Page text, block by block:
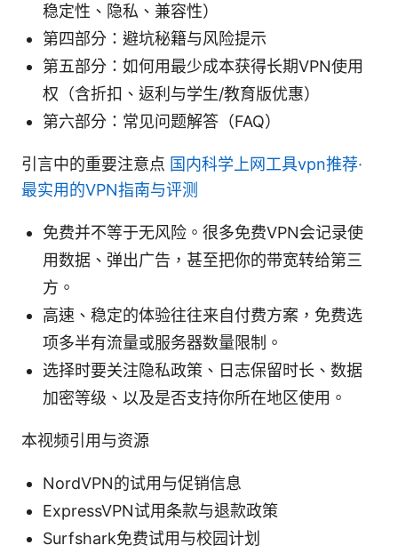
稳定性、隐私、兼容性）
第四部分：避坑秘籍与风险提示
第五部分：如何用最少成本获得长期VPN使用
权（含折扣、返利与学生/教育版优惠）
第六部分：常见问题解答（FAQ）
引言中的重要注意点 国内科学上网工具vpn推荐·
最实用的VPN指南与评测
免费并不等于无风险。很多免费VPN会记录使
用数据、弹出广告，甚至把你的带宽转给第三
方。
高速、稳定的体验往往来自付费方案，免费选
项多半有流量或服务器数量限制。
选择时要关注隐私政策、日志保留时长、数据
加密等级、以及是否支持你所在地区使用。
本视频引用与资源
NordVPN的试用与促销信息
ExpressVPN试用条款与退款政策
Surfshark免费试用与校园计划